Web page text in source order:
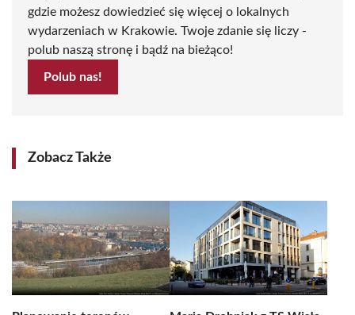
gdzie możesz dowiedzieć się więcej o lokalnych
wydarzeniach w Krakowie. Twoje zdanie się liczy -
polub naszą stronę i bądź na bieżąco!
Polub nas!
Zobacz Także